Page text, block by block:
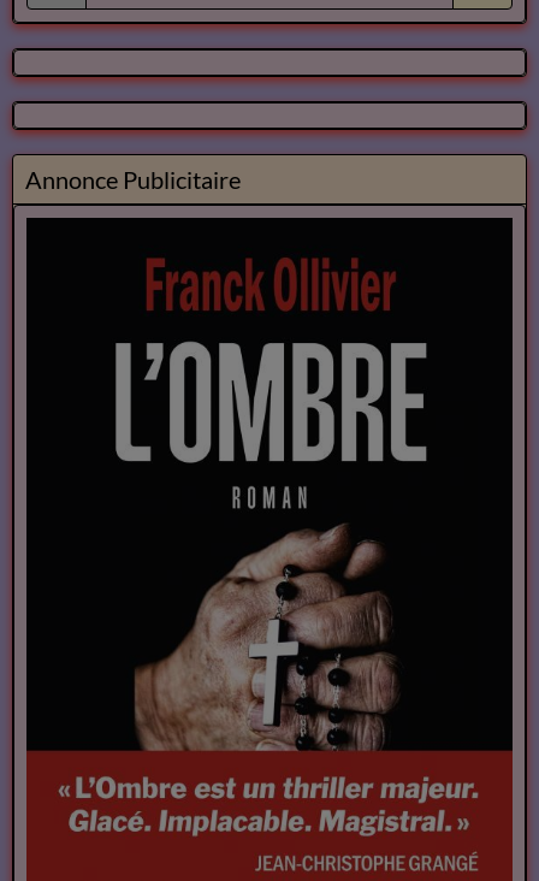
Annonce Publicitaire